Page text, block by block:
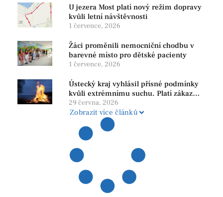
U jezera Most platí nový režim dopravy
kvůli letní návštěvnosti
1 července, 2026
Žáci proměnili nemocniční chodbu v
barevné místo pro dětské pacienty
1 července, 2026
Ústecký kraj vyhlásil přísné podmínky
kvůli extrémnímu suchu. Platí zákaz
ohňů i pyrotechniky
29 června, 2026
Zobrazit více článků